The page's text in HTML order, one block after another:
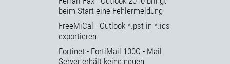
beim Start eine Fehlermeldung
FreeMiCal - Outlook *.pst in *.ics
exportieren
Fortinet - FortiMail 100C - Mail
Server erhält keine neuen